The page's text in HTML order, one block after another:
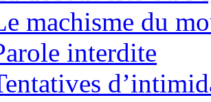
machisme du
interdite